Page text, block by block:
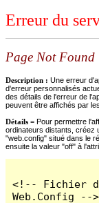
Erreur du
Page Not Found
Description : Une erreur
d'erreur personnalisés
des détails de l'erreur de
peuvent être affichés par
Détails = Pour permettre
ordinateurs distants, créez
"web.config" situé dans le
ensuite la valeur "off" à
<!-- Fichier
Web.Config -->